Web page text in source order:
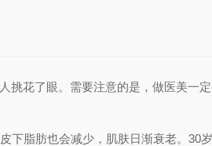
花了眼。需要注意的是，做医美一
下脂肪也会减少，肌肤日渐衰老。30